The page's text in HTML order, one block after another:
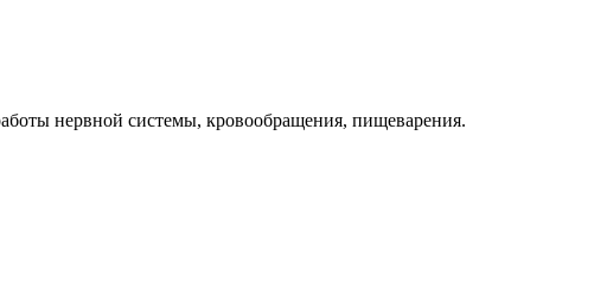
нервной системы, кровообращения, пищеварения.